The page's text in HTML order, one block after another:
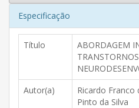
Especificação
Título
ABORDAGEM
Autor(a)
Ricardo Franco
Pinto da Silva